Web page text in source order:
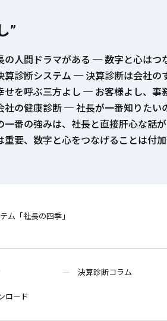
”
の人間ドラマがある ─ 数字と心はつ
算診断システム ─ 決算診断は会社の
せを呼ぶ三方よし ─ お客様よし、事
社の健康診断 ─ 社長が一番知りたい
一番の強みは、社長と直接肝心な話
重要、数字と心をつなげることは付
ム「社長の四季」
決算診断コラム
ロード